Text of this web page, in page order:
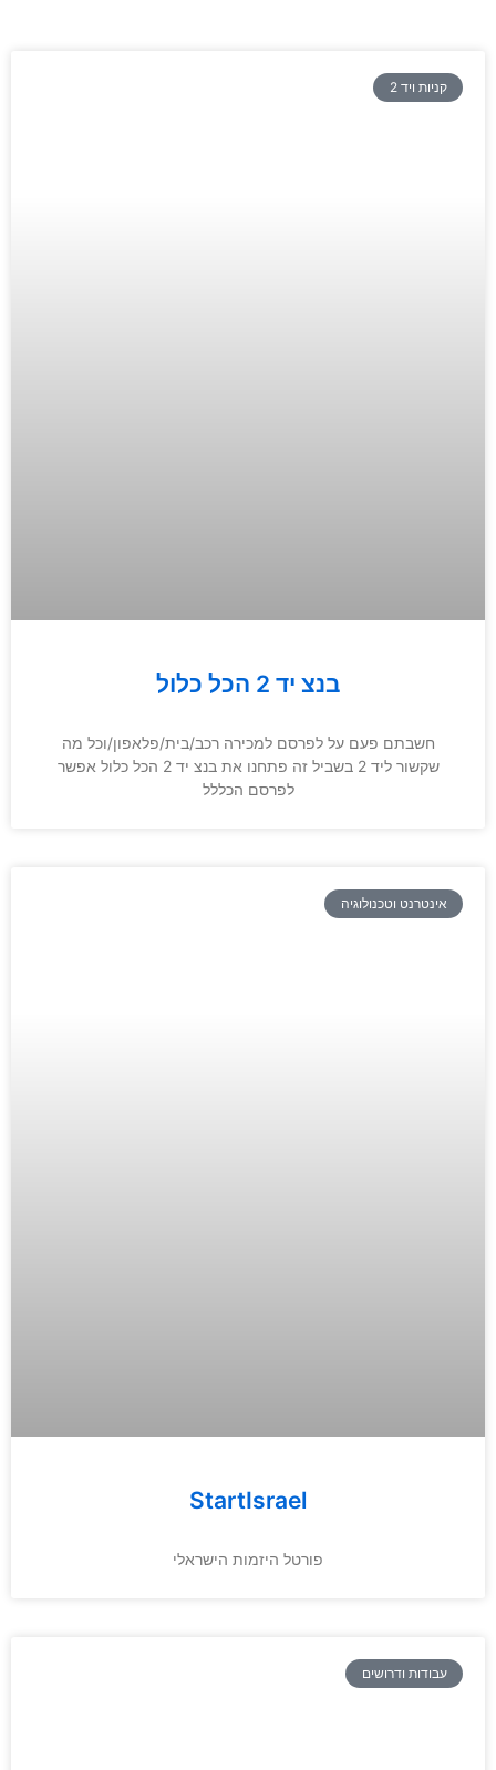
קניות ויד 2
בנצ יד 2 הכל כלול
חשבתם פעם על לפרסם למכירה רכב/בית/פלאפון/וכל מה
שקשור ליד 2 בשביל זה פתחנו את בנצ יד 2 הכל כלול אפשר
לפרסם הכללל
אינטרנט וטכנולוגיה
StartIsrael
פורטל היזמות הישראלי
עבודות ודרושים